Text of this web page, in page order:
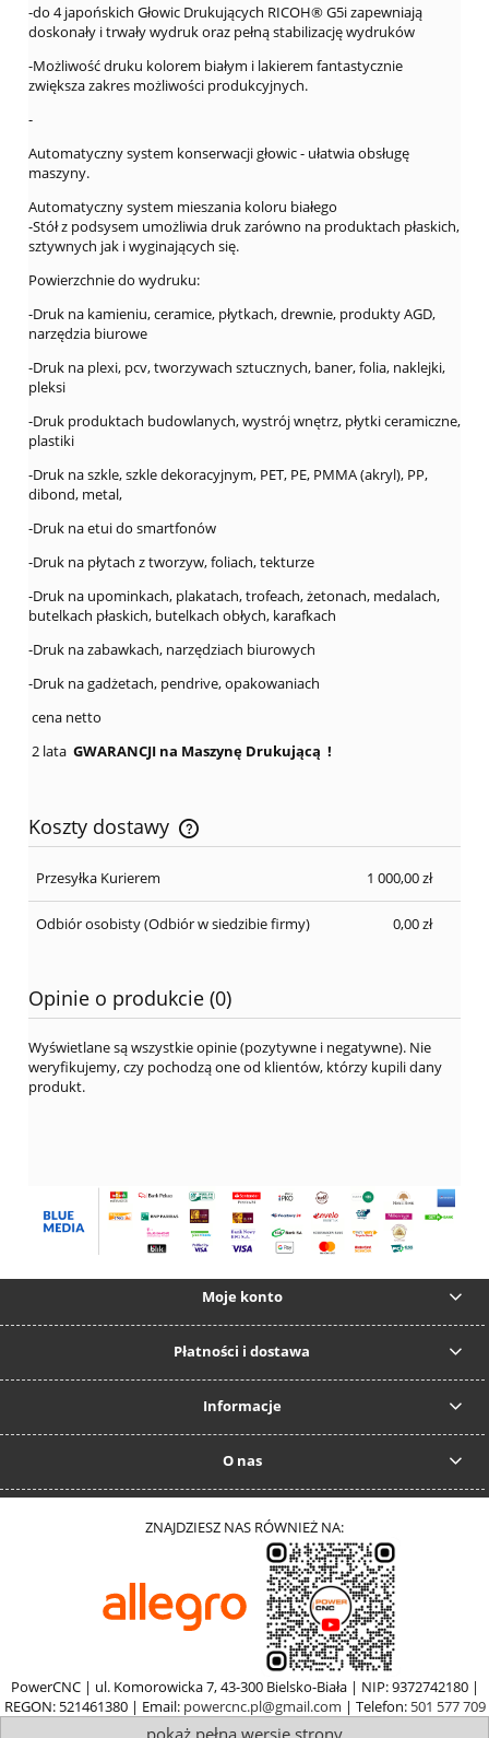
-do 4 japońskich Głowic Drukujących RICOH® G5i zapewniają
doskonały i trwały wydruk oraz pełną stabilizację wydruków
-Możliwość druku kolorem białym i lakierem fantastycznie
zwiększa zakres możliwości produkcyjnych.
-
Automatyczny system konserwacji głowic - ułatwia obsługę
maszyny.
Automatyczny system mieszania koloru białego
-Stół z podsysem umożliwia druk zarówno na produktach płaskich,
sztywnych jak i wyginających się.
Powierzchnie do wydruku:
-Druk na kamieniu, ceramice, płytkach, drewnie, produkty AGD,
narzędzia biurowe
-Druk na plexi, pcv, tworzywach sztucznych, baner, folia, naklejki,
pleksi
-Druk produktach budowlanych, wystrój wnętrz, płytki ceramiczne,
plastiki
-Druk na szkle, szkle dekoracyjnym, PET, PE, PMMA (akryl), PP,
dibond, metal,
-Druk na etui do smartfonów
-Druk na płytach z tworzyw, foliach, tekturze
-Druk na upominkach, plakatach, trofeach, żetonach, medalach,
butelkach płaskich, butelkach obłych, karafkach
-Druk na zabawkach, narzędziach biurowych
-Druk na gadżetach, pendrive, opakowaniach
cena netto
2 lata GWARANCJI na Maszynę Drukującą !
Koszty dostawy
Cena nie zawiera ewentualnych kosztów płatności
Przesyłka Kurierem
1 000,00 zł
Odbiór osobisty(Odbiór w siedzibie firmy) 0,00 zł
Opinie o produkcie (0)
Wyświetlane są wszystkie opinie (pozytywne i negatywne). Nie
weryfikujemy, czy pochodzą one od klientów, którzy kupili dany
produkt.
Moje konto
Płatności i dostawa
Informacje
O nas
ZNAJDZIESZ NAS RÓWNIEŻ NA:
PowerCNC | ul. Komorowicka 7, 43-300 Bielsko-Biała | NIP: 9372742180 |
REGON: 521461380 | Email: powercnc.pl@gmail.com | Telefon: 501 577 709
pokaż pełną wersję strony